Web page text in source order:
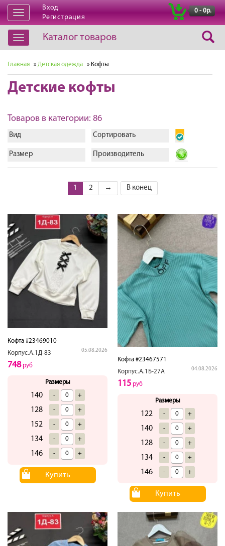
Открыть
навигацию
Вход
Регистрация
0 - 0р.
Открыть
навигацию
Каталог товаров
Главная » Детская одежда » Кофты
Детские кофты
Товаров в категории: 86
Вид Сортировать
Размер Производитель
1 2 → В конец
Кофта #23469010
Корпус.А.1Д-83
05.08.2026
748руб
Размеры
140 - +
128 - +
152 - +
134 - +
146 - +
Купить
Кофта #23467571
Корпус.А.1Б-27А
04.08.2026
115 руб
Размеры
122 - +
140 - +
128 - +
134 - +
146 - +
Купить